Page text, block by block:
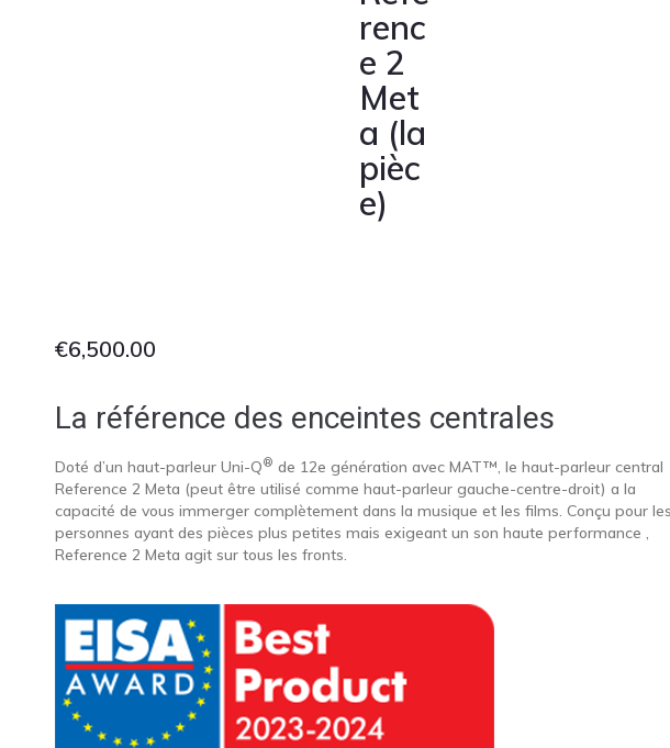
renc
e 2
Met
a (la
pièc
e)
€6,500.00
La référence des enceintes centrales
Doté d’un haut-parleur Uni-Q® de 12e génération avec MAT™, le haut-parleur central
Reference 2 Meta (peut être utilisé comme haut-parleur gauche-centre-droit) a la
capacité de vous immerger complètement dans la musique et les films. Conçu pour les
personnes ayant des pièces plus petites mais exigeant un son haute performance ,
Reference 2 Meta agit sur tous les fronts.